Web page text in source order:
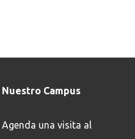
Nuestro Campus
Agenda una visita al